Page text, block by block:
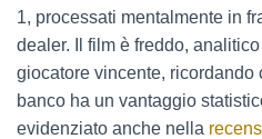
1, processati mentalmente in
dealer. Il film è freddo,
giocatore vincente, ricordando
banco ha un vantaggio
evidenziato anche nella